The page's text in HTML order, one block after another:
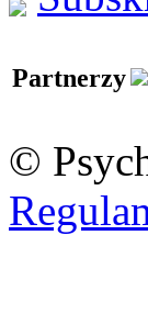
Partnerzy
©